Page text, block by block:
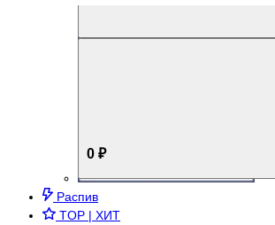
0 ₽
Распив
TOP | ХИТ